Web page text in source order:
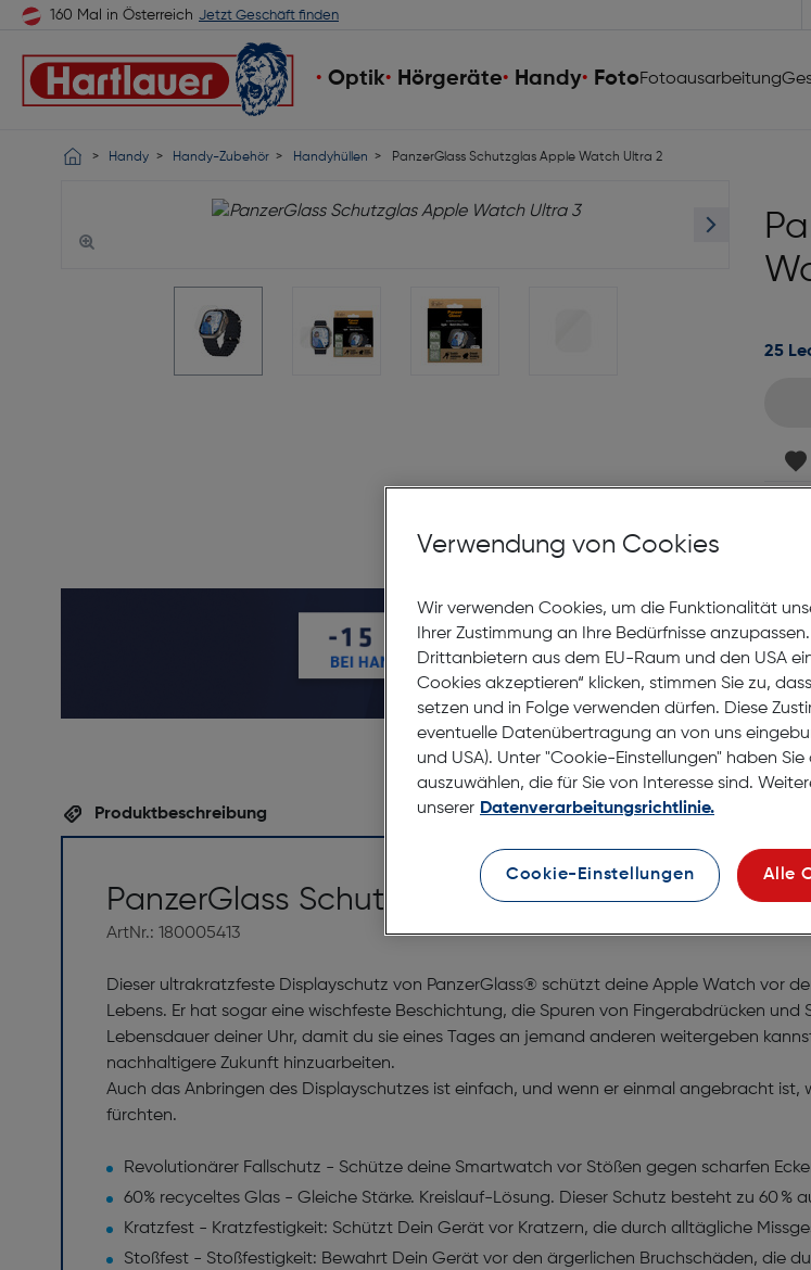
160 Mal in Österreich Jetzt Geschäft finden
Optik Hörgeräte Handy FotoFotoausarbeitung
Handy Handy-Zubehör Handyhüllen PanzerGlass Schutzglas Apple Watch Ultra 2
25
Produktbeschreibung
PanzerGlass Schutzglas Apple Watch Ultra 2
ArtNr.: 180005413
Dieser ultrakratzfeste Displayschutz von PanzerGlass® schützt deine Apple Watch vor
Lebens. Er hat sogar eine wischfeste Beschichtung, die Spuren von Fingerabdrücken
Lebensdauer deiner Uhr, damit du sie eines Tages an jemand anderen weitergeben
nachhaltigere Zukunft hinzuarbeiten.
Auch das Anbringen des Displayschutzes ist einfach, und wenn er einmal angebracht ist,
fürchten.
Revolutionärer Fallschutz - Schütze deine Smartwatch vor Stößen gegen scharfen
60% recyceltes Glas - Gleiche Stärke. Kreislauf-Lösung. Dieser Schutz besteht zu 60 %
Kratzfest - Kratzfestigkeit: Schützt Dein Gerät vor Kratzern, die durch alltägliche
Stoßfest - Stoßfestigkeit: Bewahrt Dein Gerät vor den ärgerlichen Bruchschäden, die
Verwendung von Cookies
Wir verwenden Cookies, um die Funktionalität
Ihrer Zustimmung an Ihre Bedürfnisse
Drittanbietern aus dem EU-Raum und den USA
Cookies akzeptieren“ klicken, stimmen Sie zu,
setzen und in Folge verwenden dürfen. Diese
eventuelle Datenübertragung an von uns
und USA). Unter "Cookie-Einstellungen" haben
auszuwählen, die für Sie von Interesse sind.
unserer Datenverarbeitungsrichtlinie.
Cookie-Einstellungen Alle